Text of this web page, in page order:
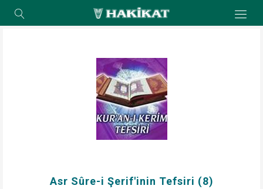
Asr Sûre-i Şerif'inin Tefsiri (8)